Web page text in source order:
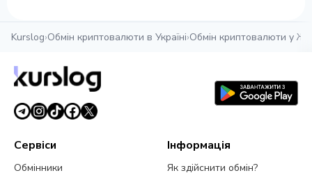
Kurslog›Обмін криптовалюти в Україні›Обмін криптовалюти у
Сервіси
Обмінники
Інформація
Як здійснити обмін?